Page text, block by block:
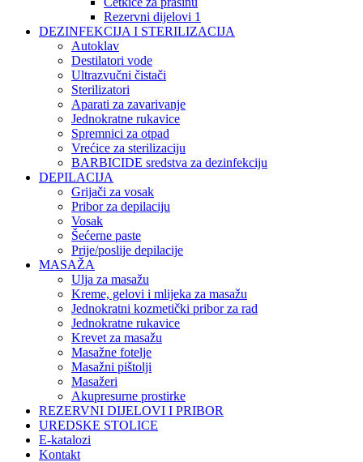
Rezervni dijelovi 1
DEZINFEKCIJA I STERILIZACIJA
Autoklav
Destilatori vode
Ultrazvučni čistači
Sterilizatori
Aparati za zavarivanje
Jednokratne rukavice
Spremnici za otpad
Vrećice za sterilizaciju
BARBICIDE sredstva za dezinfekciju
DEPILACIJA
Grijači za vosak
Pribor za depilaciju
Vosak
Šećerne paste
Prije/poslije depilacije
MASAŽA
Ulja za masažu
Kreme, gelovi i mlijeka za masažu
Jednokratni kozmetički pribor za rad
Jednokratne rukavice
Krevet za masažu
Masažne fotelje
Masažni pištolji
Masažeri
Akupresurne prostirke
REZERVNI DIJELOVI I PRIBOR
UREDSKE STOLICE
E-katalozi
Kontakt